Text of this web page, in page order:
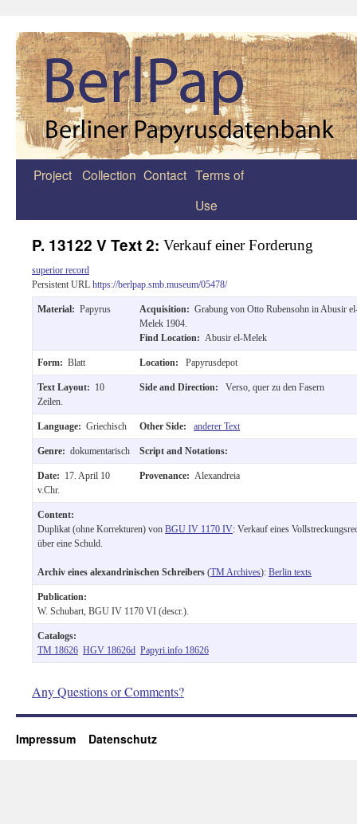
Zum
Project Collection Contact Terms of
Use
P. 13122 V Text 2: Verkauf einer Forderung
superior record
Persistent URL https://berlpap.smb.museum/05478/
Material: Papyrus Acquisition: Grabung von Otto Rubensohn in Abusir
Melek 1904.
Find Location: Abusir el-Melek
Form: Blatt Location: Papyrusdepot
Text Layout: 10
Zeilen.
Side and Direction: Verso, quer zu den Fasern
Language: Griechisch Other Side: anderer Text
Genre: dokumentarisch Script and Notations:
Date: 17. April 10
v.Chr.
Provenance: Alexandreia
Content:
Duplikat (ohne Korrekturen) von BGU IV 1170 IV: Verkauf eines
über eine Schuld.
Archiv eines alexandrinischen Schreibers (TM Archives): Berlin texts
Publication:
W. Schubart, BGU IV 1170 VI (descr.).
Catalogs:
TM 18626 HGV 18626d Papyri.info 18626
Any Questions or Comments?
Impressum Datenschutz